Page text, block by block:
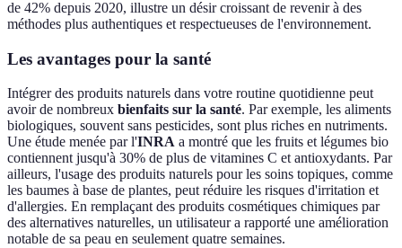
de 42% depuis 2020, illustre un désir croissant de revenir à des
méthodes plus authentiques et respectueuses de l'environnement.
Les avantages pour la santé
Intégrer des produits naturels dans votre routine quotidienne peut
avoir de nombreux bienfaits sur la santé. Par exemple, les aliments
biologiques, souvent sans pesticides, sont plus riches en nutriments.
Une étude menée par l'INRA a montré que les fruits et légumes bio
contiennent jusqu'à 30% de plus de vitamines C et antioxydants. Par
ailleurs, l'usage des produits naturels pour les soins topiques, comme
les baumes à base de plantes, peut réduire les risques d'irritation et
d'allergies. En remplaçant des produits cosmétiques chimiques par
des alternatives naturelles, un utilisateur a rapporté une amélioration
notable de sa peau en seulement quatre semaines.